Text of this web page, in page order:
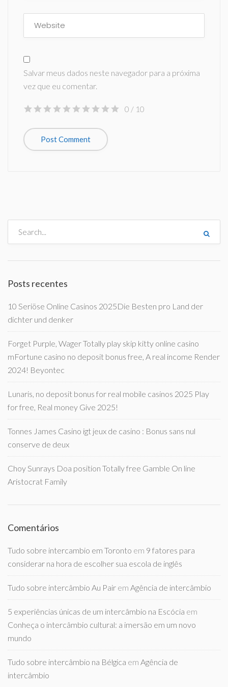
Salvar meus dados neste navegador para a próxima
vez que eu comentar.
0 / 10
Posts recentes
10 Seriöse Online Casinos 2025Die Besten pro Land der
dichter und denker
Forget Purple, Wager Totally play skip kitty online casino
mFortune casino no deposit bonus free, A real income Render
2024! Beyontec
Lunaris, no deposit bonus for real mobile casinos 2025 Play
for free, Real money Give 2025!
Tonnes James Casino igt jeux de casino : Bonus sans nul
conserve de deux
Choy Sunrays Doa position Totally free Gamble On line
Aristocrat Family
Comentários
Tudo sobre intercambio em Toronto em 9 fatores para
considerar na hora de escolher sua escola de inglês
Tudo sobre intercâmbio Au Pair em Agência de intercâmbio
5 experiências únicas de um intercâmbio na Escócia em
Conheça o intercâmbio cultural: a imersão em um novo
mundo
Tudo sobre intercâmbio na Bélgica em Agência de
intercâmbio